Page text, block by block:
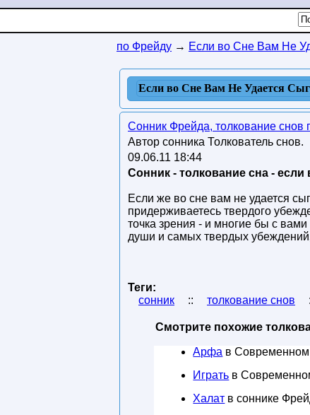
по Фрейду → Если во Сне Вам Не
Если во Сне Вам Не Удается
Сонник Фрейда, толкование снов
Автор сонника Толкователь снов.
09.06.11 18:44
Сонник - толкование сна -
Если же во сне вам не удается
придерживаетесь твердого
точка зрения - и многие бы с
души и самых твердых
Теги:
сонник
:: толкование снов
Смотрите похожие
Арфа в Современном
Играть в
Халат в соннике